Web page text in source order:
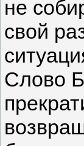
не
свой
Слово